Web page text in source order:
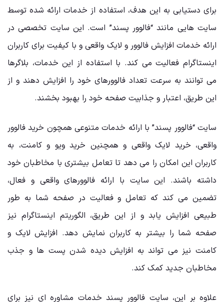
برای دستیابی به این هدف، استفاده از خدمات ارائه ‌شده توسط
سایت‌ هایی مانند “فالوور پسند” است. این سایت تخصصی در
ارائه خدمات افزایش فالوور و لایک واقعی و با کیفیت برای کاربران
اینستاگرام فعالیت می‌ کند. با استفاده از این خدمات، بلاگرها
می‌ توانند به سرعت تعداد فالوورهای خود را افزایش دهند و از
این طریق، اعتبار و جذابیت صفحه خود را بهبود بخشند.
سایت “فالوور پسند” با ارائه خدمات متنوعی همچون خرید فالوور
واقعی، خرید لایک واقعی و همچنین خرید ویو و کامنت، به
کاربران این امکان را می ‌دهد تا تعامل بیشتری با مخاطبان خود
داشته باشند. این سایت با ارائه فالوورهای واقعی و فعال،
تضمین می ‌کند که تعامل و فعالیت در صفحه شما به طور
طبیعی افزایش یابد و از این طریق، الگوریتم اینستاگرام نیز
صفحه شما را بیشتر به کاربران نمایش دهد. افزایش لایک و
کامنت نیز می ‌تواند به افزایش دیده‌ شدن پست ‌ها و جذب
مخاطبان جدید کمک کند.
علاوه بر این، سایت فالوور پسند خدمات مشاوره‌ ای نیز برای